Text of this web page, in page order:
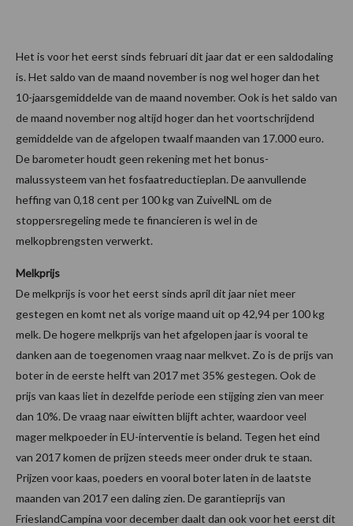
Het is voor het eerst sinds februari dit jaar dat er een saldodaling
is. Het saldo van de maand november is nog wel hoger dan het
10-jaarsgemiddelde van de maand november. Ook is het saldo van
de maand november nog altijd hoger dan het voortschrijdend
gemiddelde van de afgelopen twaalf maanden van 17.000 euro.
De barometer houdt geen rekening met het bonus-
malussysteem van het fosfaatreductieplan. De aanvullende
heffing van 0,18 cent per 100 kg van ZuivelNL om de
stoppersregeling mede te financieren is wel in de
melkopbrengsten verwerkt.
Melkprijs
De melkprijs is voor het eerst sinds april dit jaar niet meer
gestegen en komt net als vorige maand uit op 42,94 per 100 kg
melk. De hogere melkprijs van het afgelopen jaar is vooral te
danken aan de toegenomen vraag naar melkvet. Zo is de prijs van
boter in de eerste helft van 2017 met 35% gestegen. Ook de
prijs van kaas liet in dezelfde periode een stijging zien van meer
dan 10%. De vraag naar eiwitten blijft achter, waardoor veel
mager melkpoeder in EU-interventie is beland. Tegen het eind
van 2017 komen de prijzen steeds meer onder druk te staan.
Prijzen voor kaas, poeders en vooral boter laten in de laatste
maanden van 2017 een daling zien. De garantieprijs van
FrieslandCampina voor december daalt dan ook voor het eerst dit